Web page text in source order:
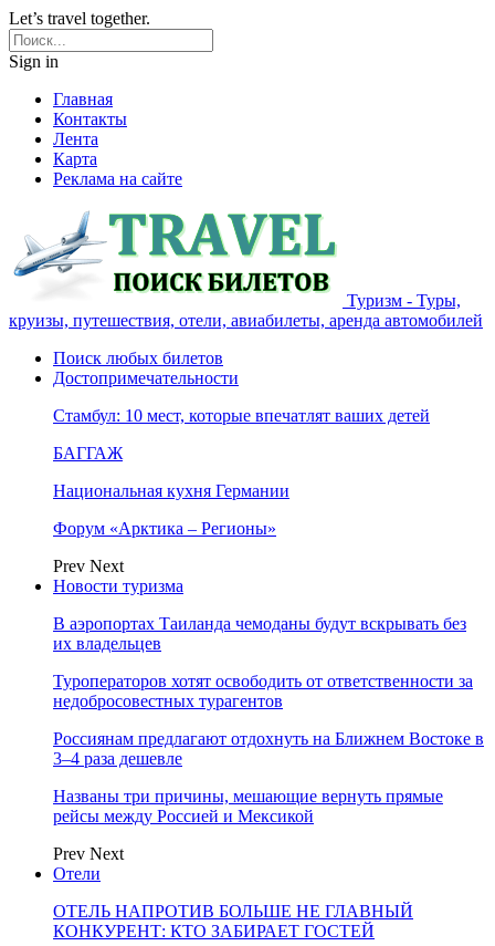
Let’s travel together.
Sign in
Главная
Контакты
Лента
Карта
Реклама на сайте
Туризм - Туры,
круизы, путешествия, отели, авиабилеты, аренда автомобилей
Поиск любых билетов
Достопримечательности
Стамбул: 10 мест, которые впечатлят ваших детей
БАГГАЖ
Национальная кухня Германии
Форум «Арктика – Регионы»
Prev Next
Новости туризма
В аэропортах Таиланда чемоданы будут вскрывать без
их владельцев
Туроператоров хотят освободить от ответственности за
недобросовестных турагентов
Россиянам предлагают отдохнуть на Ближнем Востоке в
3–4 раза дешевле
Названы три причины, мешающие вернуть прямые
рейсы между Россией и Мексикой
Prev Next
Отели
ОТЕЛЬ НАПРОТИВ БОЛЬШЕ НЕ ГЛАВНЫЙ
КОНКУРЕНТ: КТО ЗАБИРАЕТ ГОСТЕЙ